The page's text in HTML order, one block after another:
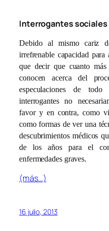
Interrogantes sociales
Debido al mismo cariz
irrefrenable capacidad
que decir que cuanto
conocen acerca del
especulaciones de
interrogantes no
favor y en contra, como
como formas de ver una
descubrimientos médicos
de los años para el
enfermedades graves.
(más…)
16 julio, 2013